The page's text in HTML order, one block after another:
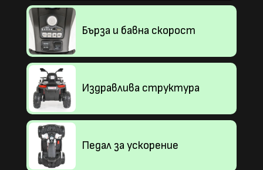
Бърза и бавна скорост
Издравлива структура
Педал за ускорение